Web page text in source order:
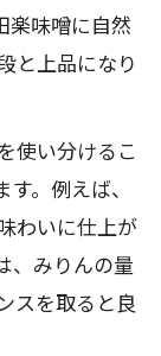
楽味噌に自然
と上品になり
使い分けるこ
。例えば、
わいに仕上が
、みりんの量
スを取ると良